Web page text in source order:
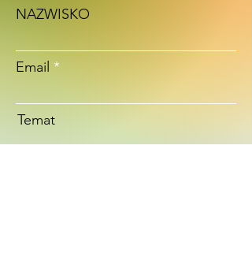
NAZWISKO
Email
Temat